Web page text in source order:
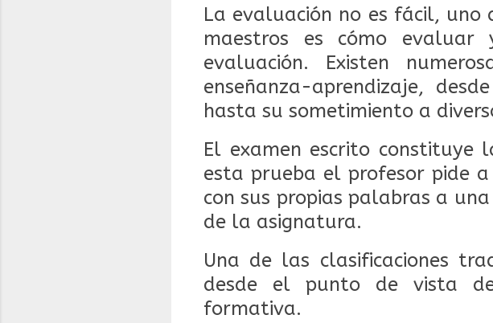
La evaluación no es fácil, uno
maestros es cómo
evaluación. Existen
enseñanza-aprendizaje,
hasta su sometimiento a
El examen escrito constituye
esta prueba el profesor pide
con sus propias palabras a
de la asignatura.
Una de las clasificaciones
desde el punto de vista
formativa.